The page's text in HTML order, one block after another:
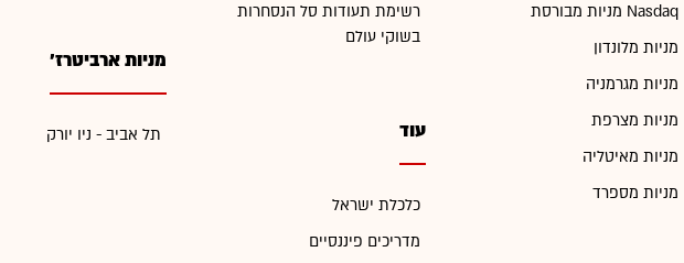
מניות מבורסת Nasdaq
מניות מלונדון
מניות מגרמניה
מניות מצרפת
מניות מאיטליה
מניות מספרד
רשימת תעודות סל הנסחרות
בשוקי עולם
עוד
כלכלת ישראל
מדריכים פיננסיים
מניות ארביטרז'
תל אביב - ניו יורק